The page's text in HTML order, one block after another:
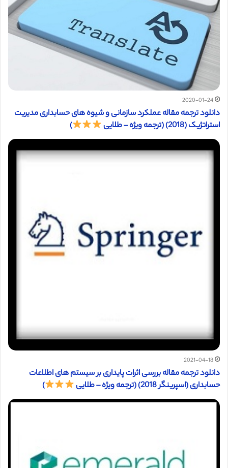
2020-01-24
دانلود ترجمه مقاله عملکرد سازمانی و شیوه های حسابداری مدیریت
استراتژیک (2018) (ترجمه ویژه – طلایی
)
2021-04-18
دانلود ترجمه مقاله بررسی اثرات پایداری بر سیستم های اطلاعات
حسابداری (اسپرینگر 2018) (ترجمه ویژه – طلایی
)